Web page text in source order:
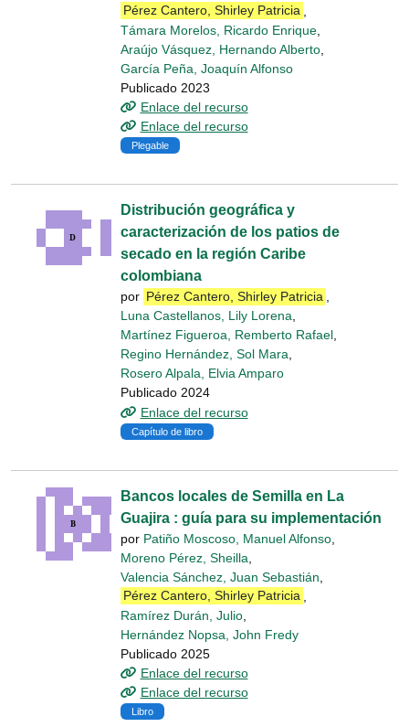
Pérez Cantero, Shirley Patricia
Támara Morelos, Ricardo Enrique
Araújo Vásquez, Hernando Alberto
García Peña, Joaquín Alfonso
Publicado 2023
Enlace del recurso
Enlace del recurso
Plegable
Distribución geográfica y
caracterización de los patios de
secado en la región Caribe
colombiana
por Pérez Cantero, Shirley Patricia ,
Luna Castellanos, Lily Lorena,
Martínez Figueroa, Remberto Rafael,
Regino Hernández, Sol Mara,
Rosero Alpala, Elvia Amparo
Publicado 2024
Enlace del recurso
Capítulo de libro
Bancos locales de Semilla en La
Guajira : guía para su implementación
por Patiño Moscoso, Manuel Alfonso
Moreno Pérez, Sheilla
Valencia Sánchez, Juan Sebastián
Pérez Cantero, Shirley Patricia
Ramírez Durán, Julio
Hernández Nopsa, John Fredy
Publicado 2025
Enlace del recurso
Enlace del recurso
Libro